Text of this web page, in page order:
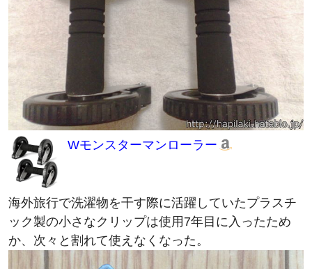
Wモンスターマンローラー
海外旅行で洗濯物を干す際に活躍していたプラスチ
ック製の小さなクリップは使用7年目に入ったため
か、次々と割れて使えなくなった。